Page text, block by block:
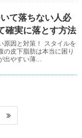
て落ちない人必
確実に落とす方法
原因と対策！ スタイルを
の皮下脂肪は本当に困り
出やすい薄...